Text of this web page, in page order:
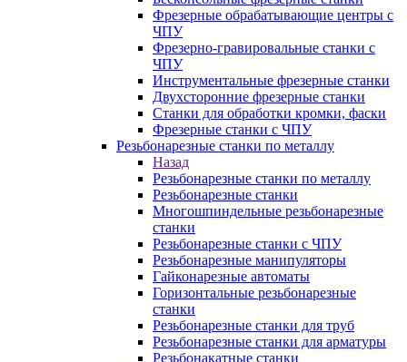
Фрезерные обрабатывающие центры с
ЧПУ
Фрезерно-гравировальные станки с
ЧПУ
Инструментальные фрезерные станки
Двухсторонние фрезерные станки
Станки для обработки кромки, фаски
Фрезерные станки с ЧПУ
Резьбонарезные станки по металлу
Назад
Резьбонарезные станки по металлу
Резьбонарезные станки
Многошпиндельные резьбонарезные
станки
Резьбонарезные станки с ЧПУ
Резьбонарезные манипуляторы
Гайконарезные автоматы
Горизонтальные резьбонарезные
станки
Резьбонарезные станки для труб
Резьбонарезные станки для арматуры
Резьбонакатные станки